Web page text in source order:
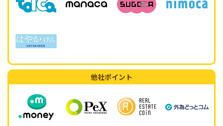
他社ポイント